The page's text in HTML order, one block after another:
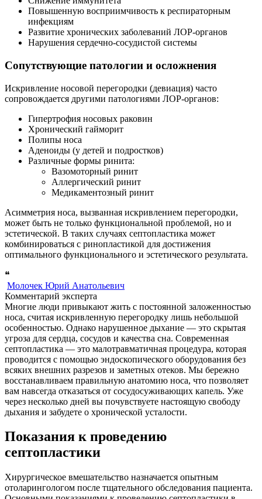
Повышенную восприимчивость к респираторным
инфекциям
Развитие хронических заболеваний ЛОР-органов
Нарушения сердечно-сосудистой системы
Сопутствующие патологии и осложнения
Искривление носовой перегородки (девиация) часто
сопровождается другими патологиями ЛОР-органов:
Гипертрофия носовых раковин
Хронический гайморит
Полипы носа
Аденоиды (у детей и подростков)
Различные формы ринита:
Вазомоторный ринит
Аллергический ринит
Медикаментозный ринит
Асимметрия носа, вызванная искривлением перегородки,
может быть не только функциональной проблемой, но и
эстетической. В таких случаях септопластика может
комбинироваться с ринопластикой для достижения
оптимального функционального и эстетического результата.
❝
Молочек Юрий Анатольевич
Комментарий эксперта
Многие люди привыкают жить с постоянной заложенностью
носа, считая искривленную перегородку лишь небольшой
особенностью. Однако нарушенное дыхание — это скрытая
угроза для сердца, сосудов и качества сна. Современная
септопластика — это малотравматичная процедура, которая
проводится с помощью эндоскопического оборудования без
всяких внешних разрезов и заметных отеков. Мы бережно
восстанавливаем правильную анатомию носа, что позволяет
вам навсегда отказаться от сосудосуживающих капель. Уже
через несколько дней вы почувствуете настоящую свободу
дыхания и забудете о хронической усталости.
Показания к проведению
септопластики
Хирургическое вмешательство назначается опытным
отоларингологом после тщательного обследования пациента.